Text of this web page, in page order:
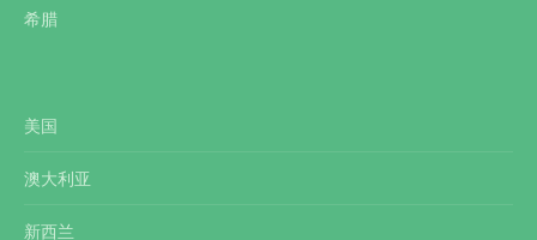
希腊
美国
澳大利亚
新西兰